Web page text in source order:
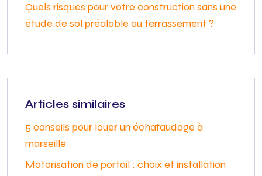
Quels risques pour votre construction sans une
étude de sol préalable au terrassement ?
Articles similaires
5 conseils pour louer un échafaudage à
marseille
Motorisation de portail : choix et installation